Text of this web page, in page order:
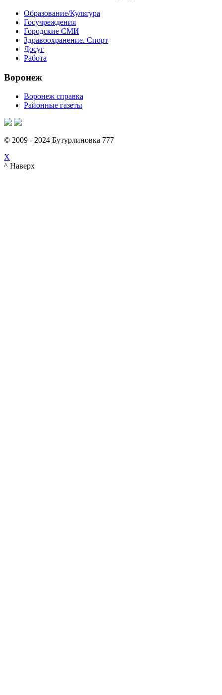
Образование/Культура
Госучреждения
Городские СМИ
Здравоохранение. Спорт
Досуг
Работа
Воронеж
Воронеж справка
Районные газеты
© 2009 - 2024 Бутурлиновка 777
X
^ Наверх